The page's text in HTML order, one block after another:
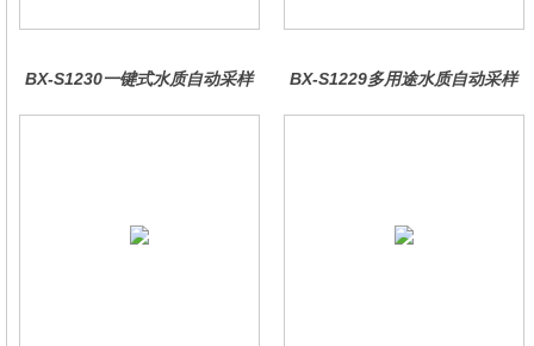
BX-S1230一键式水质自动采样
BX-S1229多用途水质自动采样